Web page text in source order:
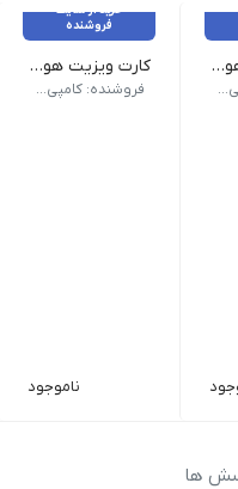
کارت ویزیت هوشمند QR _ پی‌وی‌سی 500 میکرون شیشه‌ای
فروشنده: کامپی لینک
خرید از سایت
فروشنده
کارت ویزیت هوشمند QR _ پی‌وی‌سی 500 میکرون براق جنس: 500 میکرون PVC
فروشنده: کامپی لینک
ناموجود
ها